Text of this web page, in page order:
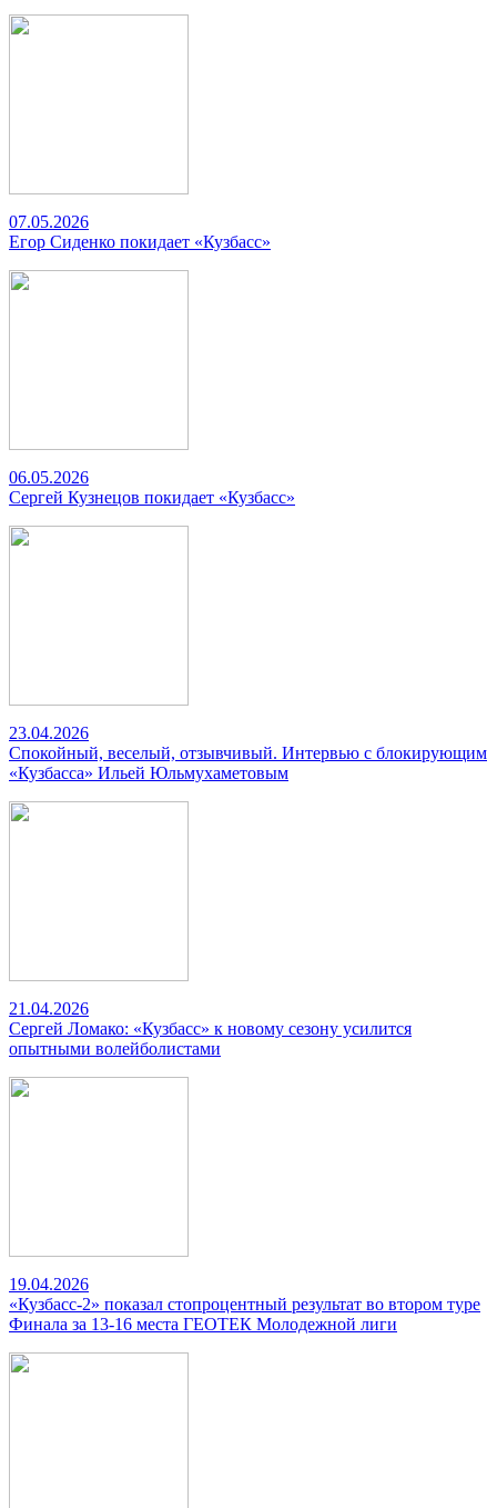
07.05.2026
Егор Сиденко покидает «Кузбасс»
06.05.2026
Сергей Кузнецов покидает «Кузбасс»
23.04.2026
Спокойный, веселый, отзывчивый. Интервью с блокирующим
«Кузбасса» Ильей Юльмухаметовым
21.04.2026
Сергей Ломако: «Кузбасс» к новому сезону усилится
опытными волейболистами
19.04.2026
«Кузбасс-2» показал стопроцентный результат во втором туре
Финала за 13-16 места ГЕОТЕК Молодежной лиги